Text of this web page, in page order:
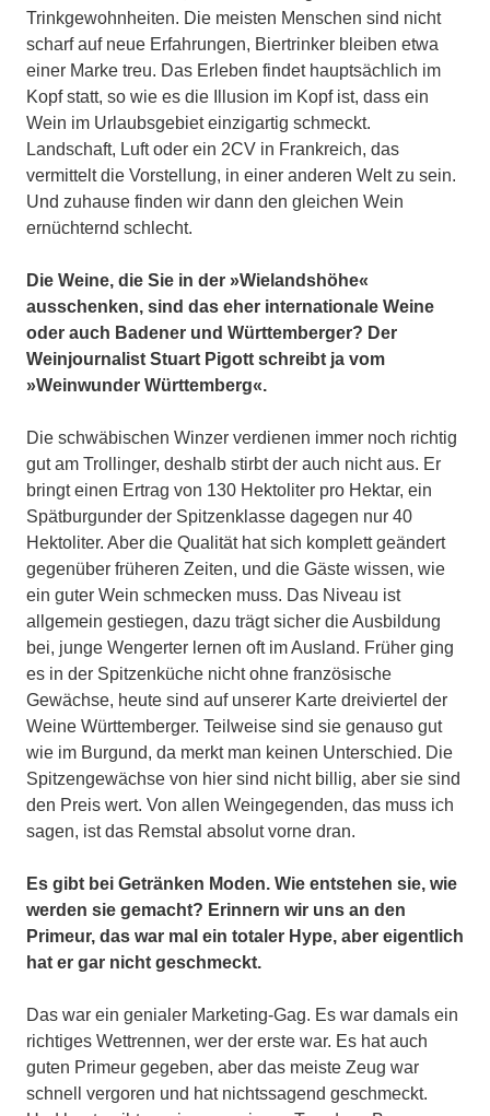
Trinkgewohnheiten. Die meisten Menschen sind nicht
scharf auf neue Erfahrungen, Biertrinker bleiben etwa
einer Marke treu. Das Erleben findet hauptsächlich im
Kopf statt, so wie es die Illusion im Kopf ist, dass ein
Wein im Urlaubsgebiet einzigartig schmeckt.
Landschaft, Luft oder ein 2CV in Frankreich, das
vermittelt die Vorstellung, in einer anderen Welt zu sein.
Und zuhause finden wir dann den gleichen Wein
ernüchternd schlecht.
Die Weine, die Sie in der »Wielandshöhe«
ausschenken, sind das eher internationale Weine
oder auch Badener und Württemberger? Der
Weinjournalist Stuart Pigott schreibt ja vom
»Weinwunder Württemberg«.
Die schwäbischen Winzer verdienen immer noch richtig
gut am Trollinger, deshalb stirbt der auch nicht aus. Er
bringt einen Ertrag von 130 Hektoliter pro Hektar, ein
Spätburgunder der Spitzenklasse dagegen nur 40
Hektoliter. Aber die Qualität hat sich komplett geändert
gegenüber früheren Zeiten, und die Gäste wissen, wie
ein guter Wein schmecken muss. Das Niveau ist
allgemein gestiegen, dazu trägt sicher die Ausbildung
bei, junge Wengerter lernen oft im Ausland. Früher ging
es in der Spitzenküche nicht ohne französische
Gewächse, heute sind auf unserer Karte dreiviertel der
Weine Württemberger. Teilweise sind sie genauso gut
wie im Burgund, da merkt man keinen Unterschied. Die
Spitzengewächse von hier sind nicht billig, aber sie sind
den Preis wert. Von allen Weingegenden, das muss ich
sagen, ist das Remstal absolut vorne dran.
Es gibt bei Getränken Moden. Wie entstehen sie, wie
werden sie gemacht? Erinnern wir uns an den
Primeur, das war mal ein totaler Hype, aber eigentlich
hat er gar nicht geschmeckt.
Das war ein genialer Marketing-Gag. Es war damals ein
richtiges Wettrennen, wer der erste war. Es hat auch
guten Primeur gegeben, aber das meiste Zeug war
schnell vergoren und hat nichtssagend geschmeckt.